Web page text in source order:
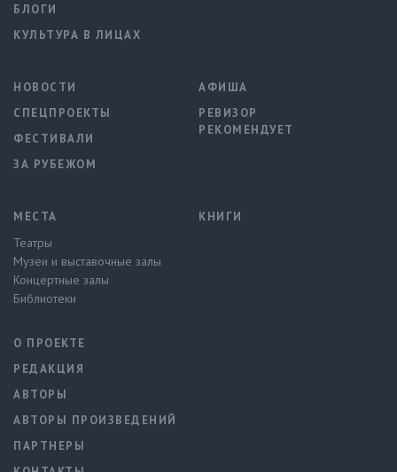
БЛОГИ
КУЛЬТУРА В ЛИЦАХ
НОВОСТИ
СПЕЦПРОЕКТЫ
ФЕСТИВАЛИ
ЗА РУБЕЖОМ
АФИША
РЕВИЗОР
РЕКОМЕНДУЕТ
МЕСТА
Театры
Музеи и выставочные залы
Концертные залы
Библиотеки
КНИГИ
О ПРОЕКТЕ
РЕДАКЦИЯ
АВТОРЫ
АВТОРЫ ПРОИЗВЕДЕНИЙ
ПАРТНЕРЫ